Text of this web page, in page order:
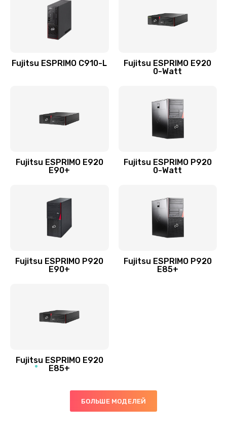
Fujitsu ESPRIMO C910-L
Fujitsu ESPRIMO E920
0-Watt
Fujitsu ESPRIMO E920
E90+
Fujitsu ESPRIMO P920
0-Watt
Fujitsu ESPRIMO P920
E90+
Fujitsu ESPRIMO P920
E85+
Fujitsu ESPRIMO E920
E85+
БОЛЬШЕ МОДЕЛЕЙ